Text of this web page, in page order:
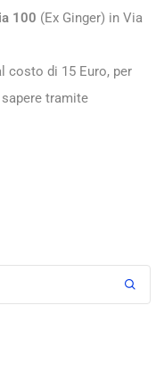
100 (Ex Ginger) in Via
costo di 15 Euro, per
tramite